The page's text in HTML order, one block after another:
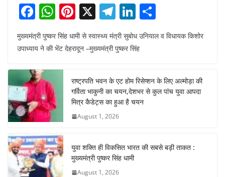
F
a
c
b
o
o
k
W
h
at
A
p
p
Pi
nt
er
e
st
X T
el
e
gr
a
m
Li
n
k
dI
n
ar
मुख्यमंत्री पुष्कर सिंह धामी से स्वास्थ्य मंत्री सुबोध उनियाल व विधायक किशोर
उपाध्याय ने की भेंट देहरादून –मुख्यमंत्री पुष्कर सिंह
राष्ट्रपति भवन के एट होम रिसेप्शन के लिए अल्मोड़ा की
गर्विता भाकुनी का चयन,देशभर से कुल पांच युवा आपदा
मित्र कैडेट्स का हुआ है चयन
August 1, 2026
युवा शक्ति ही विकसित भारत की सबसे बड़ी ताकत :
मुख्यमंत्री पुष्कर सिंह धामी
August 1, 2026